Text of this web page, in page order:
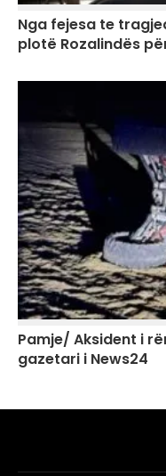
Nga fejesa te
plotë Rozalindës
Pamje/ Aksident i
gazetari i News24